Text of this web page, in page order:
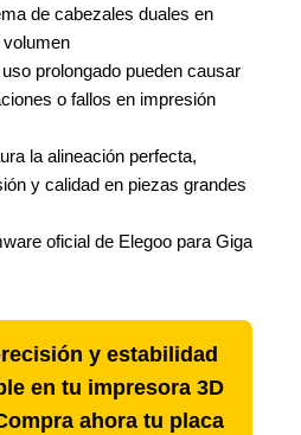
de cabezales duales en
prolongado pueden causar
o fallos en impresión
la alineación perfecta,
y calidad en piezas grandes
oficial de Elegoo para Giga
y estabilidad
en tu impresora 3D
ahora tu placa